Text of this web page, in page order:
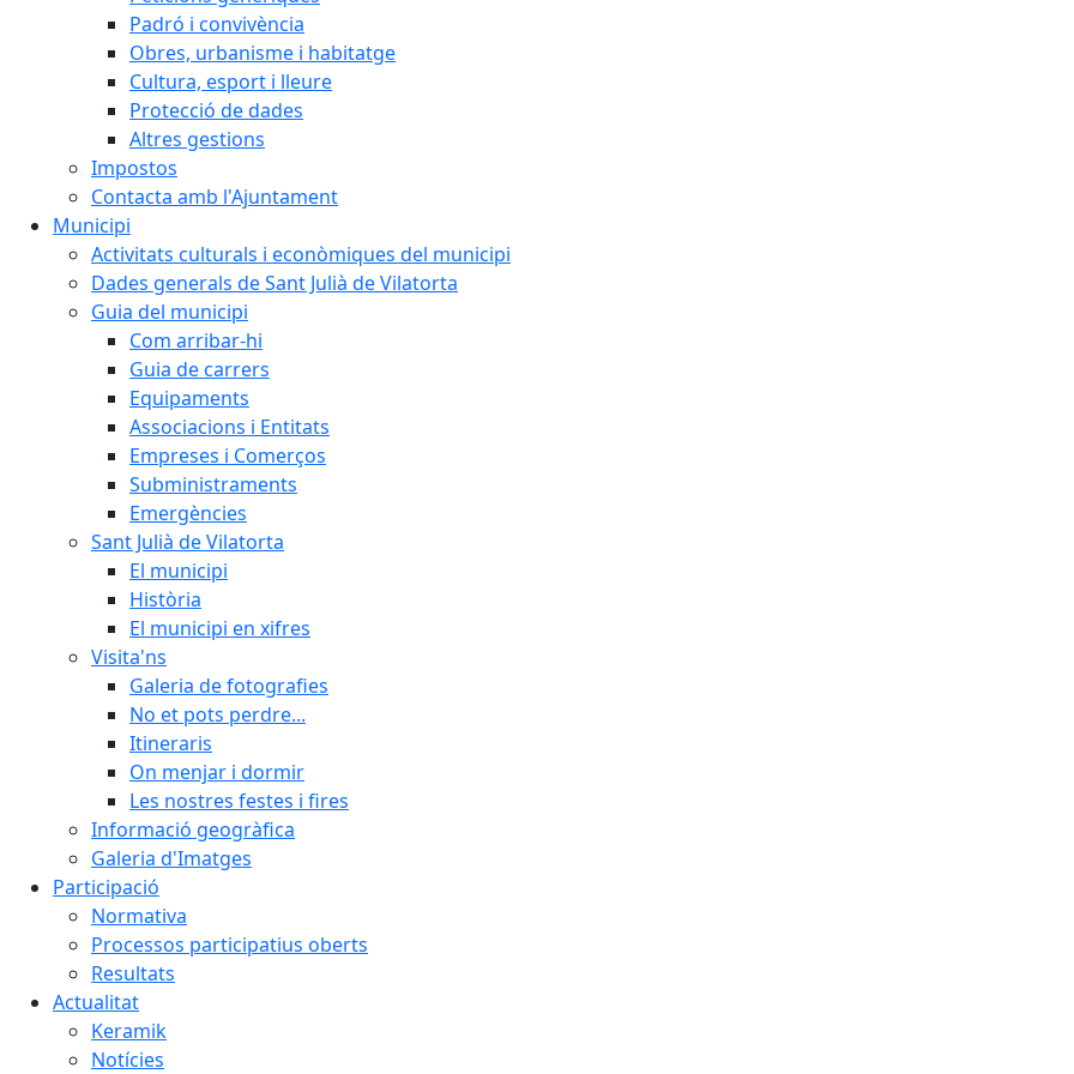
Padró i convivència
Obres, urbanisme i habitatge
Cultura, esport i lleure
Protecció de dades
Altres gestions
Impostos
Contacta amb l'Ajuntament
Municipi
Activitats culturals i econòmiques del municipi
Dades generals de Sant Julià de Vilatorta
Guia del municipi
Com arribar-hi
Guia de carrers
Equipaments
Associacions i Entitats
Empreses i Comerços
Subministraments
Emergències
Sant Julià de Vilatorta
El municipi
Història
El municipi en xifres
Visita'ns
Galeria de fotografies
No et pots perdre...
Itineraris
On menjar i dormir
Les nostres festes i fires
Informació geogràfica
Galeria d'Imatges
Participació
Normativa
Processos participatius oberts
Resultats
Actualitat
Keramik
Notícies